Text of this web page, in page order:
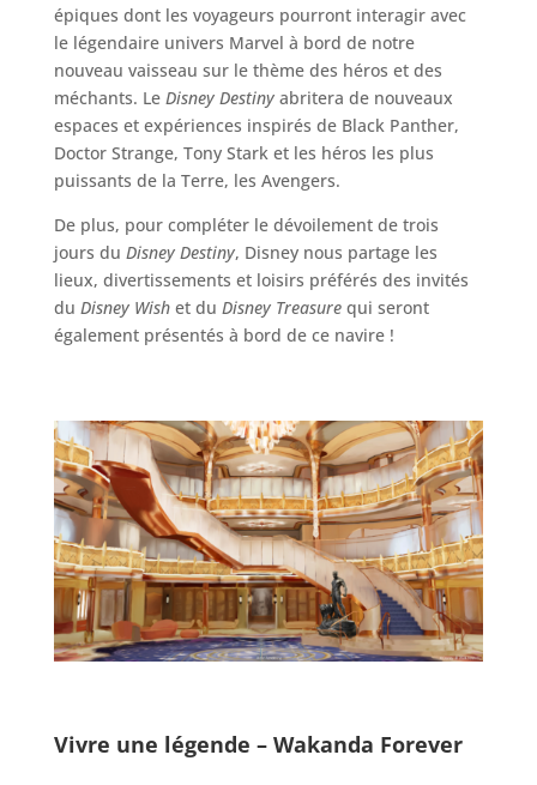
épiques dont les voyageurs pourront interagir avec
le légendaire univers Marvel à bord de notre
nouveau vaisseau sur le thème des héros et des
méchants. Le Disney Destinyabritera de nouveaux
espaces et expériences inspirés de Black Panther,
Doctor Strange, Tony Stark et les héros les plus
puissants de la Terre, les Avengers.
De plus, pour compléter le dévoilement de trois
jours du Disney Destiny, Disney nous partage les
lieux, divertissements et loisirs préférés des invités
du Disney Wishet du Disney Treasurequi seront
également présentés à bord de ce navire !
Vivre une légende – Wakanda Forever